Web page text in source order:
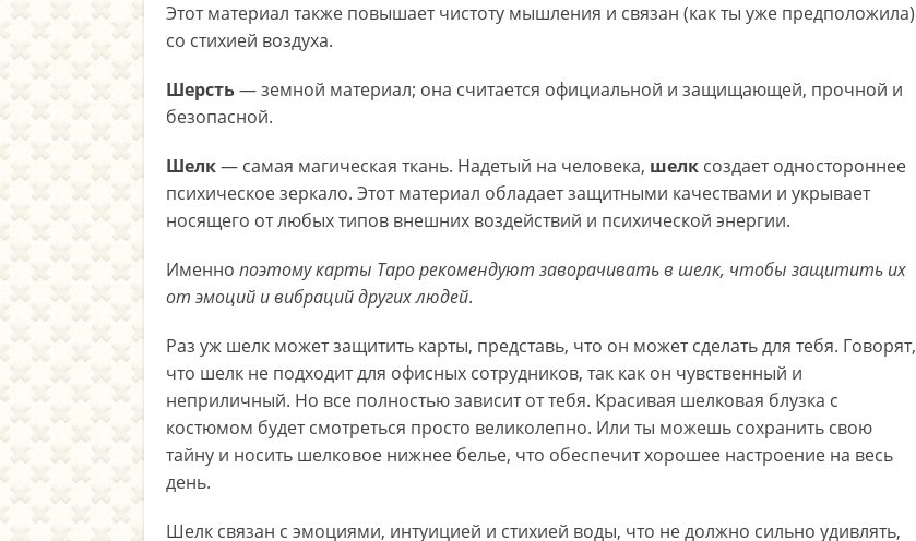
Этот материал также повышает чистоту мышления и связан (как ты уже предположила)
со стихией воздуха.
Шерсть— земной материал; она считается официальной и защищающей, прочной и
безопасной.
Шелк— самая магическая ткань. Надетый на человека, шелк создает одностороннее
психическое зеркало. Этот материал обладает защитными качествами и укрывает
носящего от любых типов внешних воздействий и психической энергии.
Именно поэтому карты Таро рекомендуют заворачивать в шелк, чтобы защитить их
от эмоций и вибраций других людей.
Раз уж шелк может защитить карты, представь, что он может сделать для тебя. Говорят,
что шелк не подходит для офисных сотрудников, так как он чувственный и
неприличный. Но все полностью зависит от тебя. Красивая шелковая блузка с
костюмом будет смотреться просто великолепно. Или ты можешь сохранить свою
тайну и носить шелковое нижнее белье, что обеспечит хорошее настроение на весь
день.
Шелк связан с эмоциями, интуицией и стихией воды, что не должно сильно удивлять,